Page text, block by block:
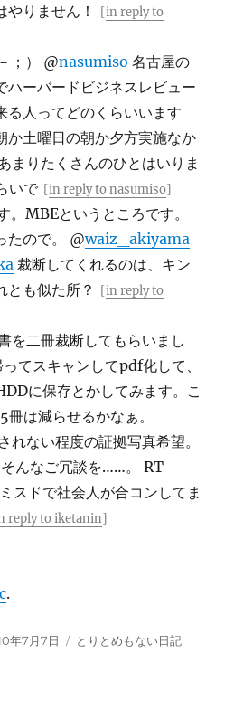
りません！
[in reply to
；） @nasumiso 名古屋の
ハーバードビジネスレビュー
る人ってどのくらいいます
か土曜日の朝か夕方実施なか
まりたくさんのひとはいりま
いで[in reply to nasumiso]
。MBEというところです。
たので。 @waiz_akiyama
裁断してくれるのは、キン
とも似た所？
[in reply to
を二冊裁断してもらいまし
てスキャンしてpdf化して、
に保存とかしてみます。こ
は減らせるかなぁ。
れない程度の証拠写真希望。
んなご冗談を……。 RT
スドで社会人が合コンしてま
reply to iketanin]
.
年7月7日
カ
とりとめもない日記